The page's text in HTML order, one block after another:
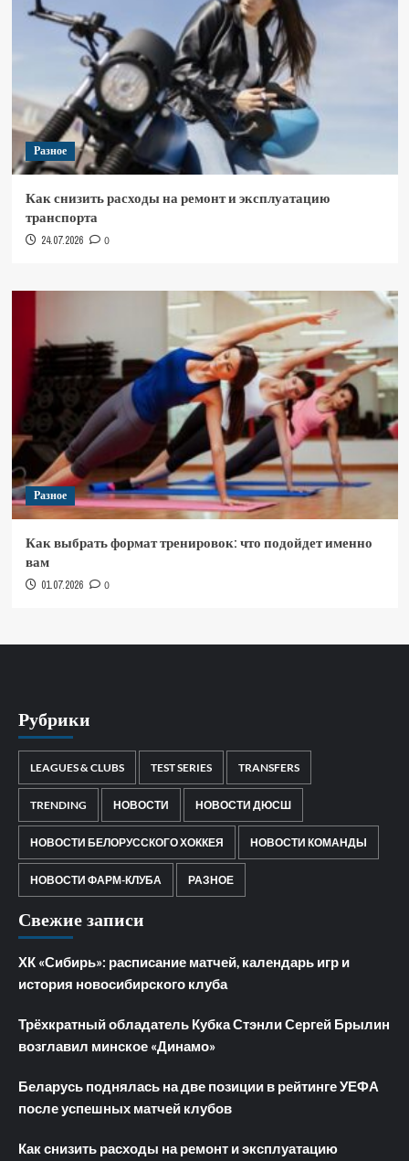
Разное
Как снизить расходы на ремонт и эксплуатацию
транспорта
24.07.2026 0
Разное
Как выбрать формат тренировок: что подойдет именно
вам
01.07.2026 0
Рубрики
LEAGUES & CLUBS TEST SERIES TRANSFERS
TRENDING НОВОСТИ НОВОСТИ ДЮСШ
НОВОСТИ БЕЛОРУССКОГО ХОККЕЯ НОВОСТИ КОМАНДЫ
НОВОСТИ ФАРМ-КЛУБА РАЗНОЕ
Свежие записи
ХК «Сибирь»: расписание матчей, календарь игр и
история новосибирского клуба
Трёхкратный обладатель Кубка Стэнли Сергей Брылин
возглавил минское «Динамо»
Беларусь поднялась на две позиции в рейтинге УЕФА
после успешных матчей клубов
Как снизить расходы на ремонт и эксплуатацию